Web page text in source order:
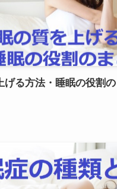
げる方法・睡眠の役割